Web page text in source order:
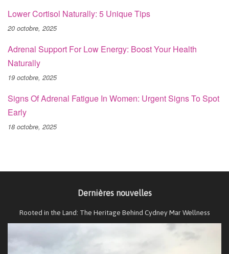
Lower Cortisol Naturally: 5 Unique Tips
20 octobre, 2025
Adrenal Support For Low Energy: Boost Your Health
Naturally
19 octobre, 2025
Signs Of Adrenal Fatigue In Women: Urgent Signs To Spot
Early
18 octobre, 2025
Dernières nouvelles
Rooted in the Land: The Heritage Behind Cydney Mar Wellness